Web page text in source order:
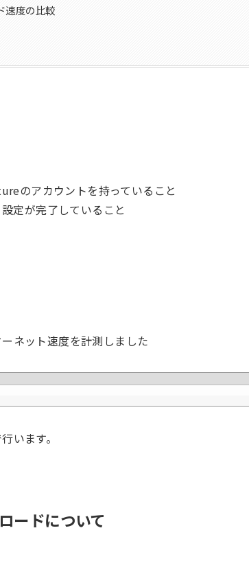
速度の比較
のアカウントを持っていること
定が完了していること
ネット速度を計測しました
います。
ードについて